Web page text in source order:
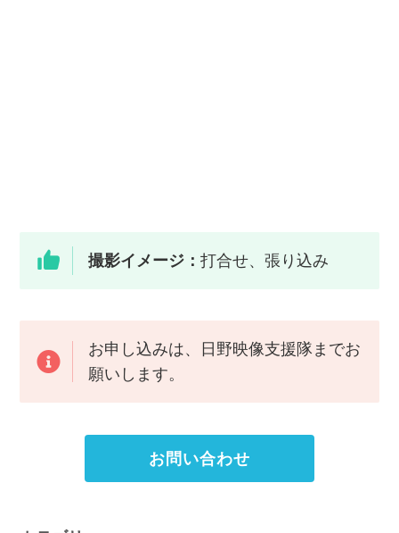
撮影イメージ： 打合せ、張り込み
お申し込みは、日野映像支援隊までお
願いします。
お問い合わせ